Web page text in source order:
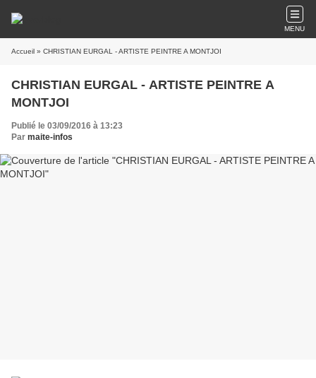
MENU
Accueil » CHRISTIAN EURGAL - ARTISTE PEINTRE A MONTJOI
CHRISTIAN EURGAL - ARTISTE PEINTRE A
MONTJOI
Publié le 03/09/2016 à 13:23
Par maite-infos